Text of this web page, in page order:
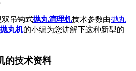
双吊钩式抛丸清理机技术参数由抛丸
丸机的小编为您讲解下这种新型的
的技术资料